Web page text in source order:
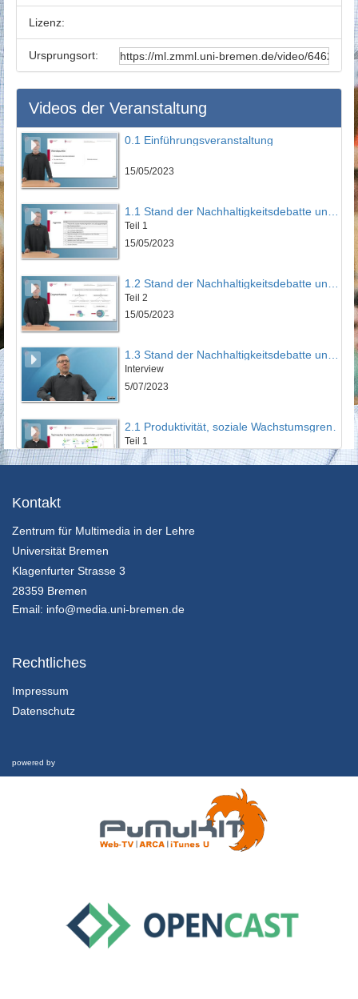
Lizenz:
Ursprungsort:
Videos der Veranstaltung
0.1 Einführungsveranstaltung
15/05/2023
1.1 Stand der Nachhaltigkeitsdebatte und Historie der Wachstumskritik
Teil 1
15/05/2023
Teil 2
15/05/2023
1.3 Stand der Nachhaltigkeitsdebatte und Historie der Wachstumskritik
Interview
5/07/2023
Teil 1
15/05/2023
15/05/2023
4.2 Psychische Wachstumsgrenzen
Kontakt
Zentrum für Multimedia in der Lehre
Universität Bremen
Klagenfurter Strasse 3
28359 Bremen
Email: info@media.uni-bremen.de
Rechtliches
Impressum
Datenschutz
powered by